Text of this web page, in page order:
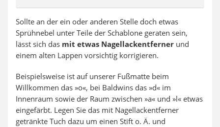
Sollte an der ein oder anderen Stelle doch etwas
Sprühnebel unter Teile der Schablone geraten sein,
lässt sich das mit etwas Nagellackentferner und
einem alten Lappen vorsichtig korrigieren.
Beispielsweise ist auf unserer Fußmatte beim
Willkommen das »o«, bei Baldwins das »d« im
Innenraum sowie der Raum zwischen »a« und »l« etwas
eingefärbt. Legen Sie das mit Nagellackentferner
getränkte Tuch dazu um einen Stift o. Ä. und